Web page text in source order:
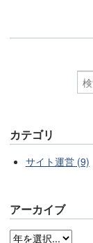
カテゴリ
サイト運営 (9)
アーカイブ